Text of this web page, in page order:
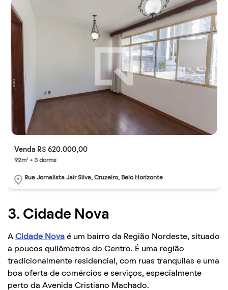
Venda R$ 620.000,00
92m² • 3 dorms
Rua Jornalista Jaír Silva, Cruzeiro, Belo Horizonte
3. Cidade Nova
A Cidade Nova é um bairro da Região Nordeste, situado
a poucos quilômetros do Centro. É uma região
tradicionalmente residencial, com ruas tranquilas e uma
boa oferta de comércios e serviços, especialmente
perto da Avenida Cristiano Machado.